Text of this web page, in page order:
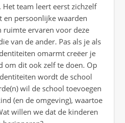
Het team leert eerst zichzelf
en persoonlijke waarden
ruimte ervaren voor deze
van de ander. Pas als je als
omarmt creëer je
om dit ook zelf te doen. Op
wordt de school
wil de school toevoegen
(en de omgeving), waartoe
willen we dat de kinderen